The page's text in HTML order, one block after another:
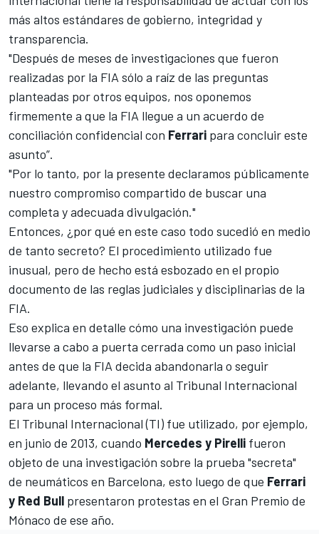
más altos estándares de gobierno, integridad y
transparencia.
"Después de meses de investigaciones que fueron
realizadas por la FIA sólo a raíz de las preguntas
planteadas por otros equipos, nos oponemos
firmemente a que la FIA llegue a un acuerdo de
conciliación confidencial con Ferrari para concluir este
asunto”.
"Por lo tanto, por la presente declaramos públicamente
nuestro compromiso compartido de buscar una
completa y adecuada divulgación."
Entonces, ¿ por qué en este caso todo sucedió en medio
de tanto secreto? El procedimiento utilizado fue
inusual, pero de hecho está esbozado en el propio
documento de las reglas judiciales y disciplinarias de la
FIA.
Eso explica en detalle cómo una investigación puede
llevarse a cabo a puerta cerrada como un paso inicial
antes de que la FIA decida abandonarla o seguir
adelante, llevando el asunto al Tribunal Internacional
para un proceso más formal.
El Tribunal Internacional (TI) fue utilizado, por ejemplo,
en junio de 2013, cuando Mercedes y Pirelli fueron
objeto de una investigación sobre la prueba "secreta"
de neumáticos en Barcelona, esto luego de que Ferrari
y Red Bull presentaron protestas en el Gran Premio de
Mónaco de ese año.